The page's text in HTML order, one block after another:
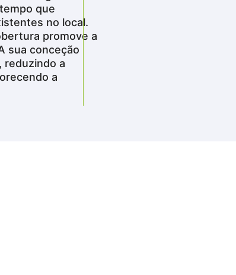
que
no local.
promove a
sua conceção
reduzindo a
a